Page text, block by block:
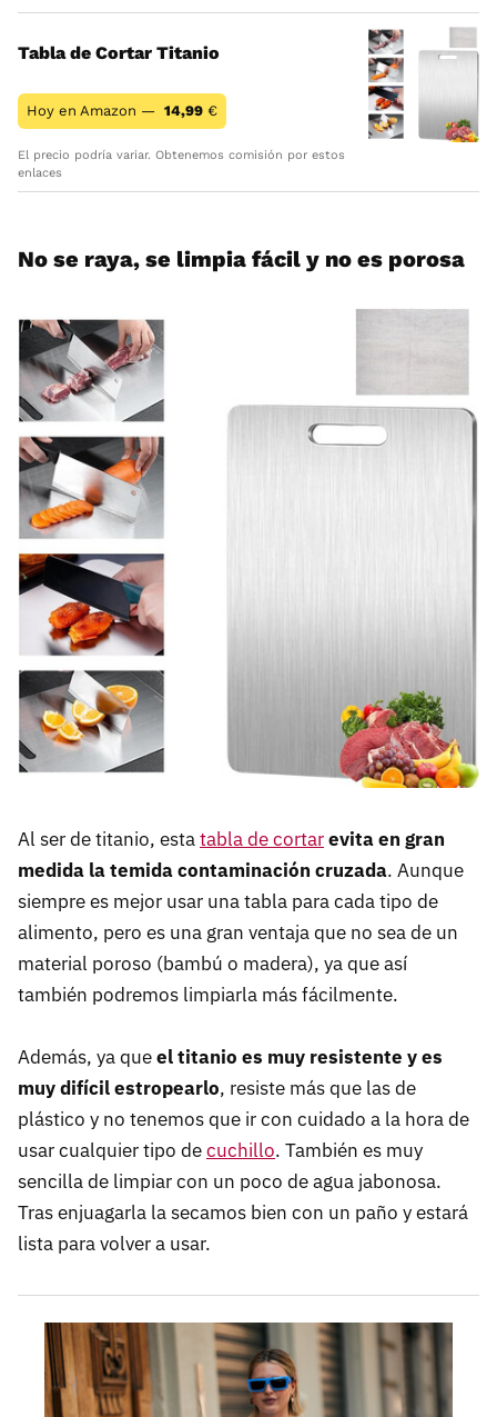
Tabla de Cortar Titanio
Hoy en Amazon — 14,99 €
El precio podría variar. Obtenemos comisión por estos
enlaces
No se raya, se limpia fácil y no es porosa
Al ser de titanio, estatabla de cortarevita en gran
medida la temida contaminación cruzada. Aunque
siempre es mejor usar una tabla para cada tipo de
alimento, pero es una gran ventaja que no sea de un
material poroso (bambú o madera), ya que así
también podremos limpiarla más fácilmente.
Además, ya queel titanio es muy resistente y es
muy difícil estropearlo, resiste más que las de
plástico y no tenemos que ir con cuidado a la hora de
usar cualquier tipo decuchillo. También es muy
sencilla de limpiar con un poco de agua jabonosa.
Tras enjuagarla la secamos bien con un paño y estará
lista para volver a usar.